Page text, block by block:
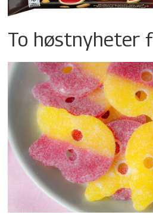
To høstnyheter